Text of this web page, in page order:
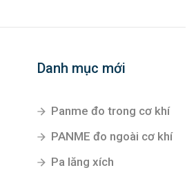
Danh mục mới
Panme đo trong cơ khí
PANME đo ngoài cơ khí
Pa lăng xích